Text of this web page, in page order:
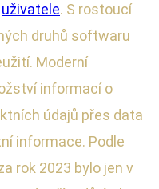
uživatele. S rostoucí
druhů softwaru
Moderní
informací o
údajů přes data
informace. Podle
rok 2023 bylo jen v